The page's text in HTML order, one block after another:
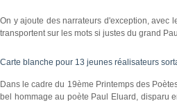
On y ajoute des narrateurs d'exception, avec
transportent sur les mots si justes du grand
Carte blanche pour 13 jeunes réalisateurs
Dans le cadre du 19ème Printemps des
bel hommage au poète Paul Eluard, disparu